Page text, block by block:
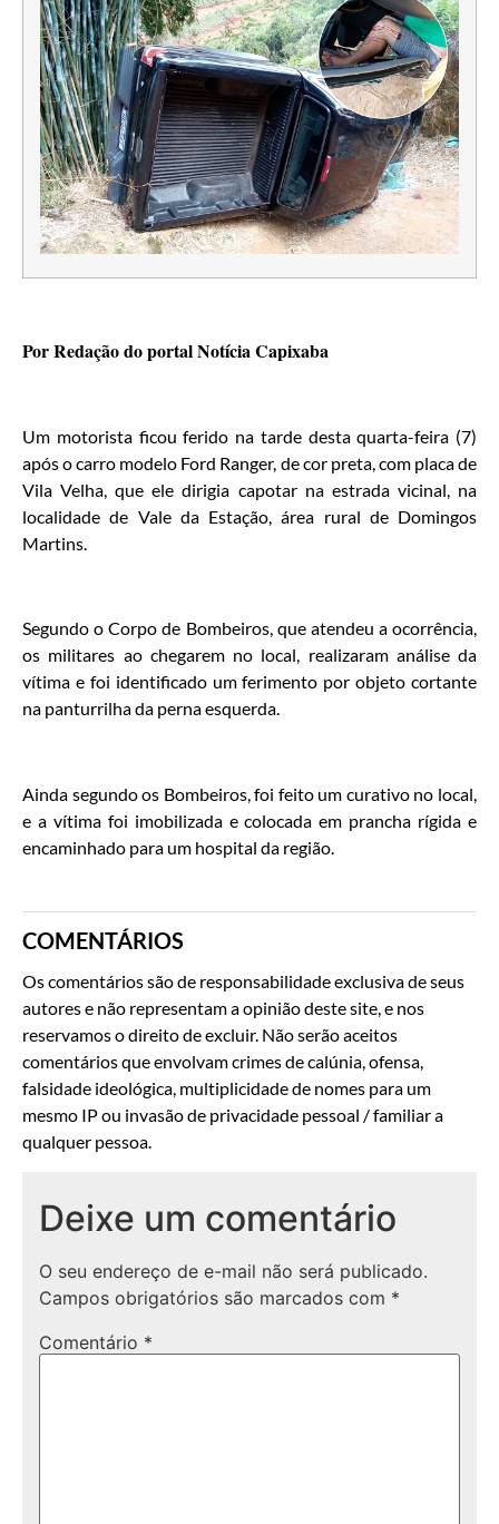
Por Redação do portal Notícia Capixaba
Um motorista ficou ferido na tarde desta quarta-feira (7)
após o carro modelo Ford Ranger, de cor preta, com placa de
Vila Velha, que ele dirigia capotar na estrada vicinal, na
localidade de Vale da Estação, área rural de Domingos
Martins.
Segundo o Corpo de Bombeiros, que atendeu a ocorrência,
os militares ao chegarem no local, realizaram análise da
vítima e foi identificado um ferimento por objeto cortante
na panturrilha da perna esquerda.
Ainda segundo os Bombeiros, foi feito um curativo no local,
e a vítima foi imobilizada e colocada em prancha rígida e
encaminhado para um hospital da região.
COMENTÁRIOS
Os comentários são de responsabilidade exclusiva de seus
autores e não representam a opinião deste site, e nos
reservamos o direito de excluir. Não serão aceitos
comentários que envolvam crimes de calúnia, ofensa,
falsidade ideológica, multiplicidade de nomes para um
mesmo IP ou invasão de privacidade pessoal / familiar a
qualquer pessoa.
Deixe um comentário
O seu endereço de e-mail não será publicado.
Campos obrigatórios são marcados com *
Comentário *